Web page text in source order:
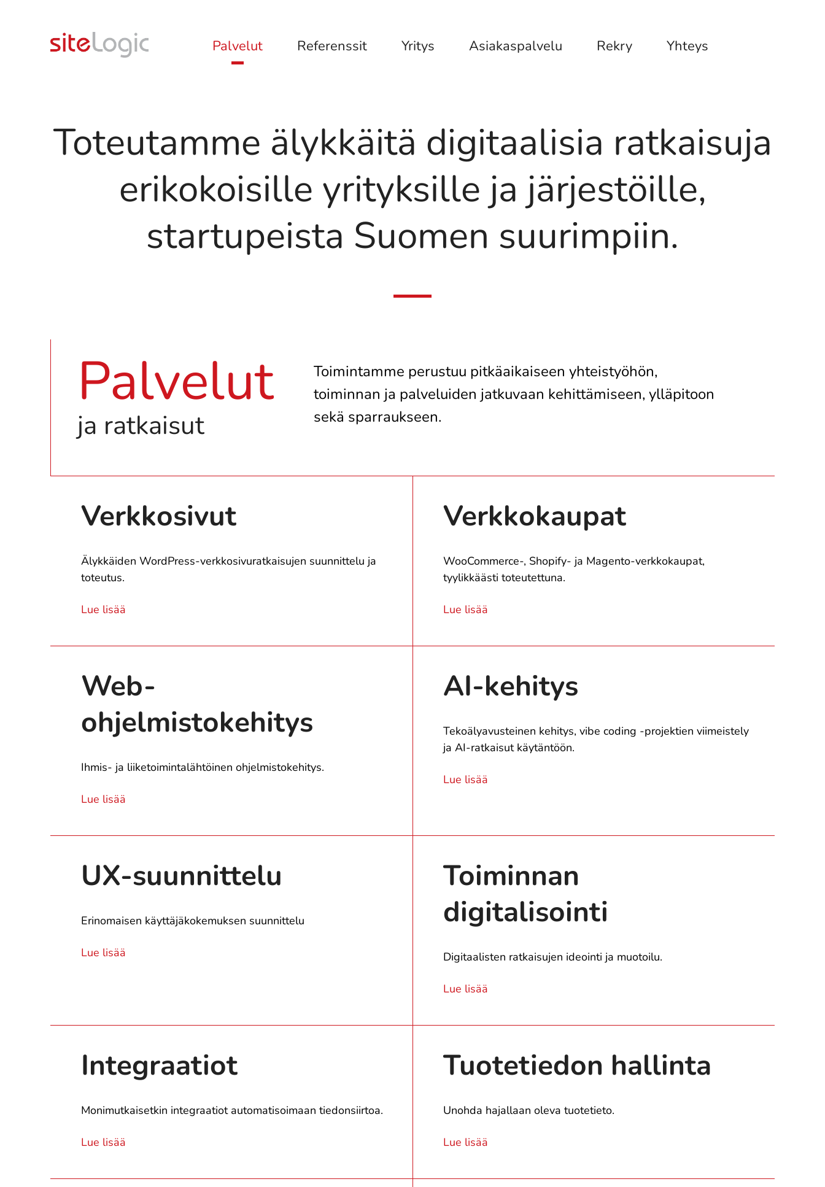
Palvelut Referenssit Yritys Asiakaspalvelu Rekry Yhteys
Toteutamme älykkäitä digitaalisia ratkaisuja
erikokoisille yrityksille ja järjestöille,
startupeista Suomen suurimpiin.
Palvelut
ja ratkaisut
Toimintamme perustuu pitkäaikaiseen yhteistyöhön,
toiminnan ja palveluiden jatkuvaan kehittämiseen, ylläpitoon
sekä sparraukseen.
Verkkosivut
Älykkäiden WordPress-verkkosivuratkaisujen suunnittelu ja
toteutus.
Lue lisää
Verkkokaupat
WooCommerce-, Shopify- ja Magento-verkkokaupat,
tyylikkäästi toteutettuna.
Lue lisää
Web-
ohjelmistokehitys
Ihmis- ja liiketoimintalähtöinen ohjelmistokehitys.
Lue lisää
AI-kehitys
Tekoälyavusteinen kehitys, vibe coding -projektien viimeistely
ja AI-ratkaisut käytäntöön.
Lue lisää
UX-suunnittelu
Erinomaisen käyttäjäkokemuksen suunnittelu
Lue lisää
Toiminnan
digitalisointi
Digitaalisten ratkaisujen ideointi ja muotoilu.
Lue lisää
Integraatiot
Monimutkaisetkin integraatiot automatisoimaan tiedonsiirtoa.
Lue lisää
Tuotetiedon hallinta
Unohda hajallaan oleva tuotetieto.
Lue lisää